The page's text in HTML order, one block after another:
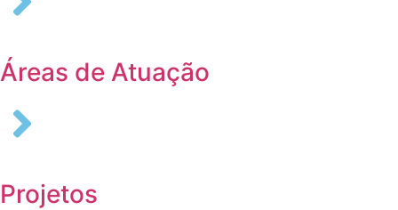
Áreas de Atuação
Projetos